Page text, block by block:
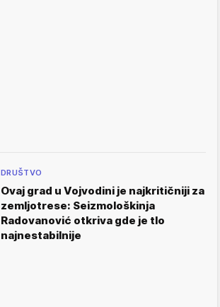
DRUŠTVO
Ovaj grad u Vojvodini je najkritičniji za
zemljotrese: Seizmološkinja
Radovanović otkriva gde je tlo
najnestabilnije